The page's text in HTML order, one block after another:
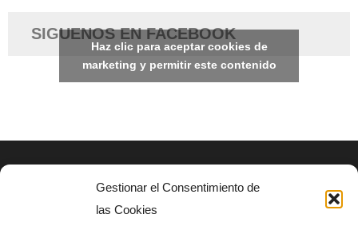
Gestionar el Consentimiento de
las Cookies
SIGUENOS EN FACEBOOK
Haz clic para aceptar cookies de
marketing y permitir este contenido
AVISO LEGAL